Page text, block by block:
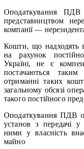
Оподаткування ПДВ
представництвом
компанії —
Кошти, що надходять
на рахунок
Україні, не є
постачаються
отриманні таких
загальному обсязі
такого постійного
Оподаткування ПДВ
установ з передачі
ними у власність
майно